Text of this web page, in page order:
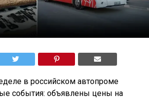
в российском автопроме
события: объявлены цены на